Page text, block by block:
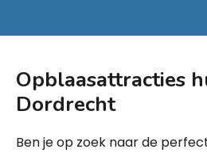
Opblaasattracties
Dordrecht
Ben je op zoek naar de